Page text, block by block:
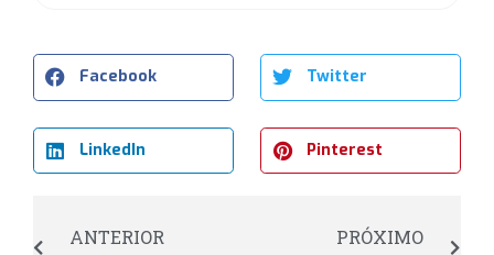
Facebook Twitter
LinkedIn Pinterest
ANTERIOR PRÓXIMO